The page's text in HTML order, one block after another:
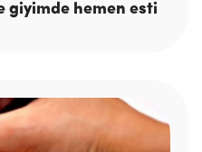
giyimde hemen esti